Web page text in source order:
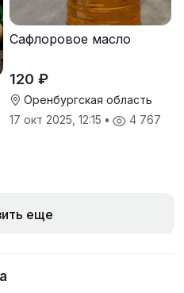
Сафлоровое масло
120 ₽
Оренбургская область
17 окт 2025, 12:15 • 4 767
еще